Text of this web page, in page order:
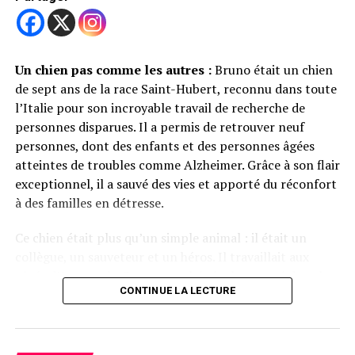
Partager
RELATED TOPICS: INDE
Un chien douanier déjoue un trafic de drogue
Danger pour les chiens dans un parc de Brooklyn
Un chien pas comme les autres :Bruno était un chien
de sept ans de la race Saint-Hubert, reconnu dans toute
l’Italie pour son incroyable travail de recherche de
personnes disparues. Il a permis de retrouver neuf
personnes, dont des enfants et des personnes âgées
atteintes de troubles comme Alzheimer. Grâce à son flair
exceptionnel, il a sauvé des vies et apporté du réconfort
à des familles en détresse.
Ce chien était plus qu’un simple animal : il était un
côtés d’Arcangelo Caressa, un bénévole engagé dans la
protection animale à travers l’association ENDAS.
notamment contre les combats de chiens clandestins.
CONTINUE LA LECTURE